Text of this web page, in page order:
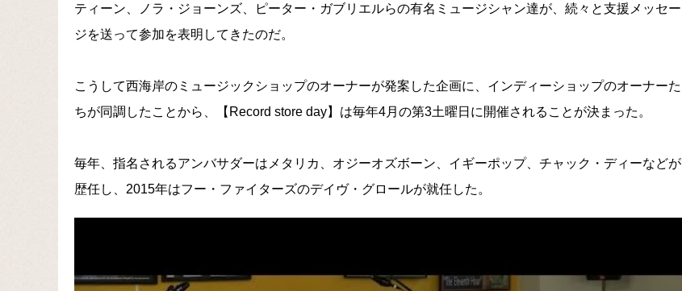
ティーン、ノラ・ジョーンズ、ピーター・ガブリエルらの有名ミュージシャン達が、続々と支援メッセー
ジを送って参加を表明してきたのだ。
こうして西海岸のミュージックショップのオーナーが発案した企画に、インディーショップのオーナーた
ちが同調したことから、【Record store day】は毎年4月の第3土曜日に開催されることが決まった。
毎年、指名されるアンバサダーはメタリカ、オジーオズボーン、イギーポップ、チャック・ディーなどが
歴任し、2015年はフー・ファイターズのデイヴ・グロールが就任した。